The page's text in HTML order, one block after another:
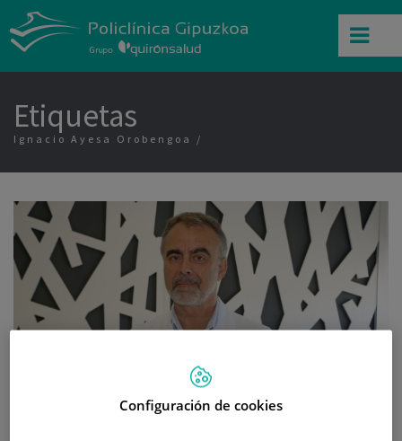
Etiquetas
Ignacio Ayesa Orobengoa
Configuración de cookies